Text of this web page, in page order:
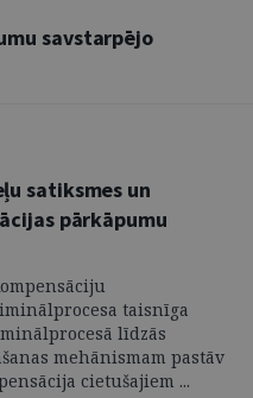
savstarpējo
satiksmes un
pārkāpumu
taisnīga
līdzās
mehānismam pastāv
cietušajiem ...